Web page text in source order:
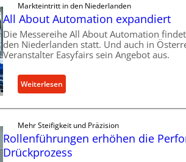
e
r
u
n
g
ü
r
R
a
p
r
s
c
h
n
g
r
o
j
Markteintritt in den Niederlanden
All About Automation expandiert
Die Messereihe All About Automation
den Niederlanden statt. Und auch in
Veranstalter Easyfairs sein Angebot aus.
Weiterlesen:
A
l
A
Mehr Steifigkeit und Präzision
Rollenführungen erhöhen die
Drückprozess